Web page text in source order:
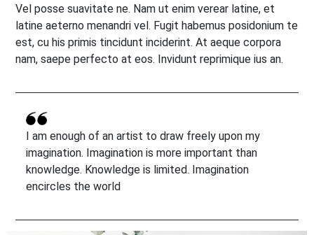
Vel posse suavitate ne. Nam ut enim verear latine, et
latine aeterno menandri vel. Fugit habemus posidonium te
est, cu his primis tincidunt inciderint. At aeque corpora
nam, saepe perfecto at eos. Invidunt reprimique ius an.
I am enough of an artist to draw freely upon my
imagination. Imagination is more important than
knowledge. Knowledge is limited. Imagination
encircles the world